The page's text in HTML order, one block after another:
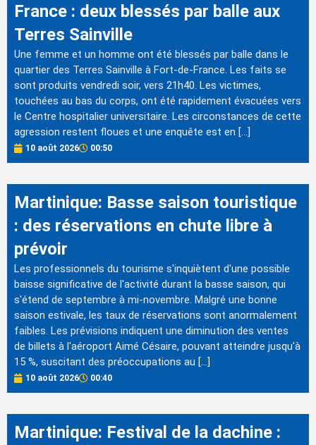
France : deux blessés par balle aux
Terres Sainville
Une femme et un homme ont été blessés par balle dans le
quartier des Terres Sainville à Fort-de-France. Les faits se
sont produits vendredi soir, vers 21h40. Les victimes,
touchées au bas du corps, ont été rapidement évacuées vers
le Centre hospitalier universitaire. Les circonstances de cette
agression restent floues et une enquête est en […]
10 août 2026 00:50
Martinique: Basse saison touristique
: des réservations en chute libre à
prévoir
Les professionnels du tourisme s'inquiètent d'une possible
baisse significative de l'activité durant la basse saison, qui
s'étend de septembre à mi-novembre. Malgré une bonne
saison estivale, les taux de réservations sont anormalement
faibles. Les prévisions indiquent une diminution des ventes
de billets à l'aéroport Aimé Césaire, pouvant atteindre jusqu'à
15 %, suscitant des préoccupations au […]
10 août 2026 00:40
Martinique: Festival de la dachine :